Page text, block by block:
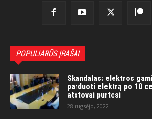
POPULIARŪS ĮRAŠAI
Skandalas: elektros
parduoti elektrą po 10
atstovai purtosi
28 rugsėjo, 2022